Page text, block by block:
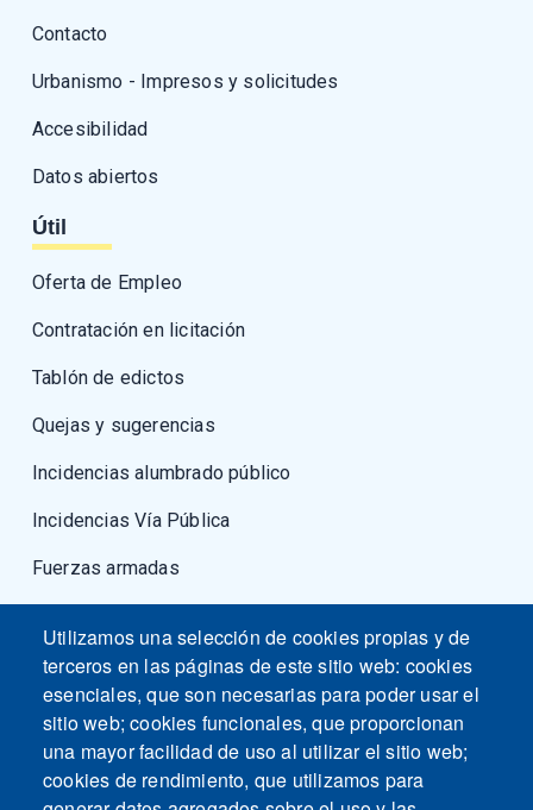
Contacto
Urbanismo - Impresos y solicitudes
Accesibilidad
Datos abiertos
Útil
Oferta de Empleo
Contratación en licitación
Tablón de edictos
Quejas y sugerencias
Incidencias alumbrado público
Incidencias Vía Pública
Fuerzas armadas
Utilizamos una selección de cookies propias y de
terceros en las páginas de este sitio web: cookies
esenciales, que son necesarias para poder usar el
sitio web; cookies funcionales, que proporcionan
una mayor facilidad de uso al utilizar el sitio web;
cookies de rendimiento, que utilizamos para